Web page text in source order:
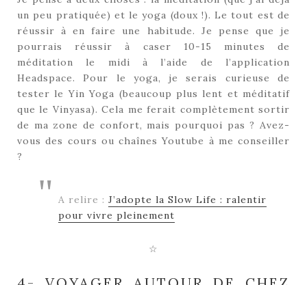
un peu pratiquée) et le yoga (doux !). Le tout est de
réussir à en faire une habitude. Je pense que je
pourrais réussir à caser 10-15 minutes de
méditation le midi à l’aide de l’application
Headspace. Pour le yoga, je serais curieuse de
tester le Yin Yoga (beaucoup plus lent et méditatif
que le Vinyasa). Cela me ferait complètement sortir
de ma zone de confort, mais pourquoi pas ? Avez-
vous des cours ou chaînes Youtube à me conseiller
?
A relire : J’adopte la Slow Life : ralentir
pour vivre pleinement
☆